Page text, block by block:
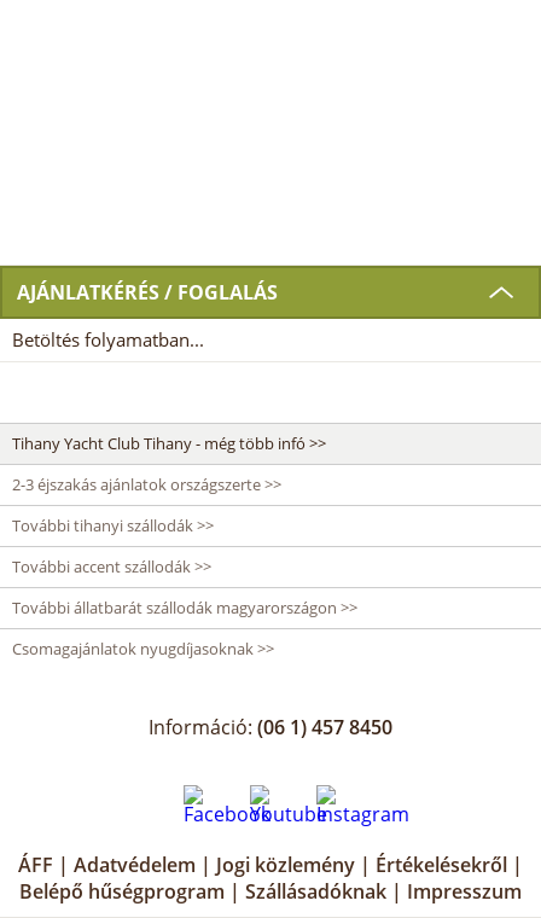
AJÁNLATKÉRÉS / FOGLALÁS
Betöltés folyamatban...
Tihany Yacht Club Tihany - még több infó >>
2-3 éjszakás ajánlatok országszerte >>
További tihanyi szállodák >>
További accent szállodák >>
További állatbarát szállodák magyarországon >>
Csomagajánlatok nyugdíjasoknak >>
Információ: (06 1) 457 8450
ÁFF | Adatvédelem | Jogi közlemény | Értékelésekről |
Belépő hűségprogram | Szállásadóknak | Impresszum